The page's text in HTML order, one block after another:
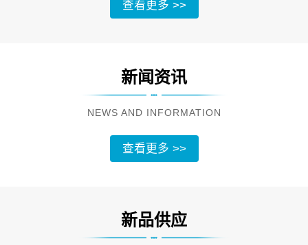
查看更多 >>
新闻资讯
NEWS AND INFORMATION
查看更多 >>
新品供应